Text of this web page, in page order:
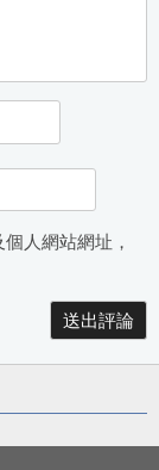
人網站網址，